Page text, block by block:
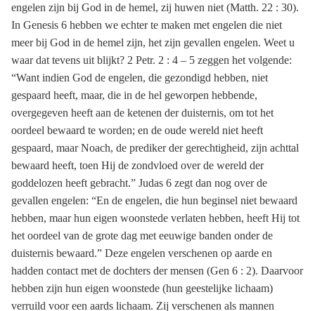
engelen zijn bij God in de hemel, zij huwen niet (Matth. 22 : 30).
In Genesis 6 hebben we echter te maken met engelen die niet
meer bij God in de hemel zijn, het zijn gevallen engelen. Weet u
waar dat tevens uit blijkt? 2 Petr. 2 : 4 – 5 zeggen het volgende:
“Want indien God de engelen, die gezondigd hebben, niet
gespaard heeft, maar, die in de hel geworpen hebbende,
overgegeven heeft aan de ketenen der duisternis, om tot het
oordeel bewaard te worden; en de oude wereld niet heeft
gespaard, maar Noach, de prediker der gerechtigheid, zijn achttal
bewaard heeft, toen Hij de zondvloed over de wereld der
goddelozen heeft gebracht.” Judas 6 zegt dan nog over de
gevallen engelen: “En de engelen, die hun beginsel niet bewaard
hebben, maar hun eigen woonstede verlaten hebben, heeft Hij tot
het oordeel van de grote dag met eeuwige banden onder de
duisternis bewaard.” Deze engelen verschenen op aarde en
hadden contact met de dochters der mensen (Gen 6 : 2). Daarvoor
hebben zijn hun eigen woonstede (hun geestelijke lichaam)
verruild voor een aards lichaam. Zij verschenen als mannen